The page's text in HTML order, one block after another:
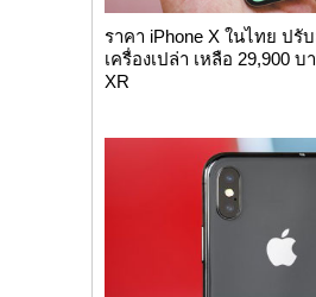
ราคา iPhone X ในไทย ปรั
เครื่องเปล่า เหลือ 29,900 บ
XR